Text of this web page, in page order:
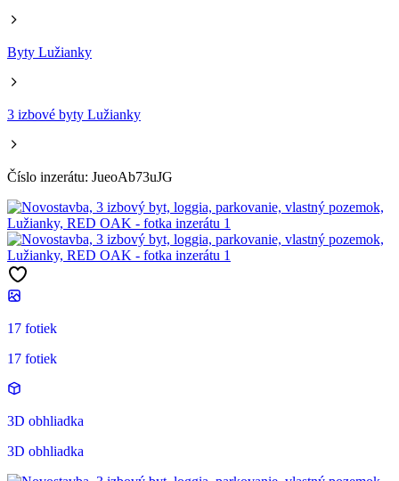
Byty Lužianky
3 izbové byty Lužianky
Číslo inzerátu: JueoAb73uJG
17 fotiek
17 fotiek
3D obhliadka
3D obhliadka